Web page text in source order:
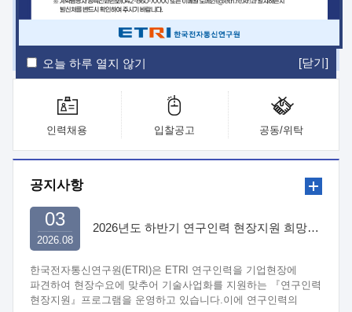
오늘 하루 열지 않기 [닫기]
전자통신동향분석
ETRI 웹진
ETRI 간행물
전자도서관
인력채용 입찰공고 공동/위탁
공지사항
2026년도 하반기 연구인력 현장지원 희망기업 신청/접수
한국전자통신연구원(ETRI)은 ETRI 연구인력을 기업현장에
파견하여 현장수요에 맞추어 기술사업화를 지원하는 『연구인력
현장지원』프로그램을 운영하고 있습니다.이에 연구인력의
2026.08
03